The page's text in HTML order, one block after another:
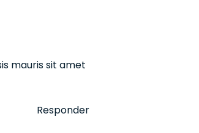
mauris sit amet
Responder